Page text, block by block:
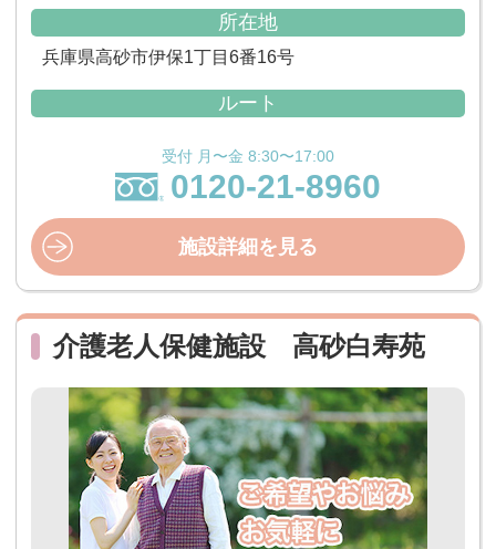
所在地
兵庫県高砂市伊保1丁目6番16号
ルート
受付 月〜金 8:30〜17:00
0120-21-8960
施設詳細を見る
介護老人保健施設 高砂白寿苑